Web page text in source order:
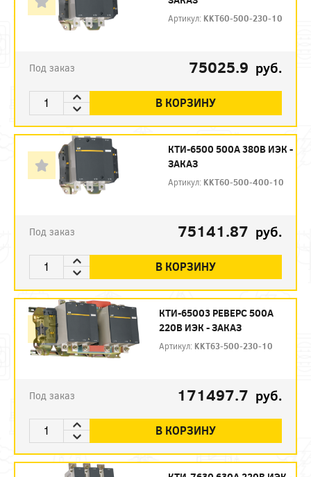
Артикул: KKT60-500-230-10
Под заказ 75025.9 руб.
В КОРЗИНУ
КТИ-6500 500А 380В ИЭК -
ЗАКАЗ
Артикул: KKT60-500-400-10
Под заказ 75141.87 руб.
В КОРЗИНУ
КТИ-65003 РЕВЕРС 500А
220В ИЭК - ЗАКАЗ
Артикул: KKT63-500-230-10
Под заказ 171497.7 руб.
В КОРЗИНУ